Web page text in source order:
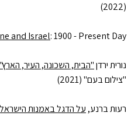
(2022)
and Israel: 1900 - Present Day
נורית ירדן"הבית, השכונה, העיר, הארץ"
"צילום בעם" (2021)
רעות ברנע, על הדגל באמנות